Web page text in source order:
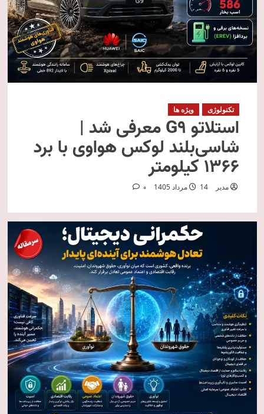
تکنولوژی ویژه ها
استلاتو G9 معرفی شد |
شاسی‌بلند لوکس هواوی با برد
۱۳۶۶ کیلومتر
مدیر 14 مرداد 1405 0